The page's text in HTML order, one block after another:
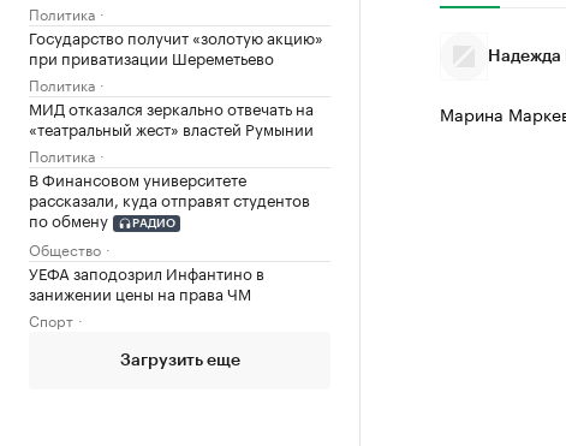
Политика
Государство получит «золотую акцию»
при приватизации Шереметьево
Политика
МИД отказался зеркально отвечать на
«театральный жест» властей Румынии
Политика
В Финансовом университете
рассказали, куда отправят студентов
по обмену
РАДИО
Общество
УЕФА заподозрил Инфантино в
занижении цены на права ЧМ
Спорт
Загрузить еще
Надежда
Марина